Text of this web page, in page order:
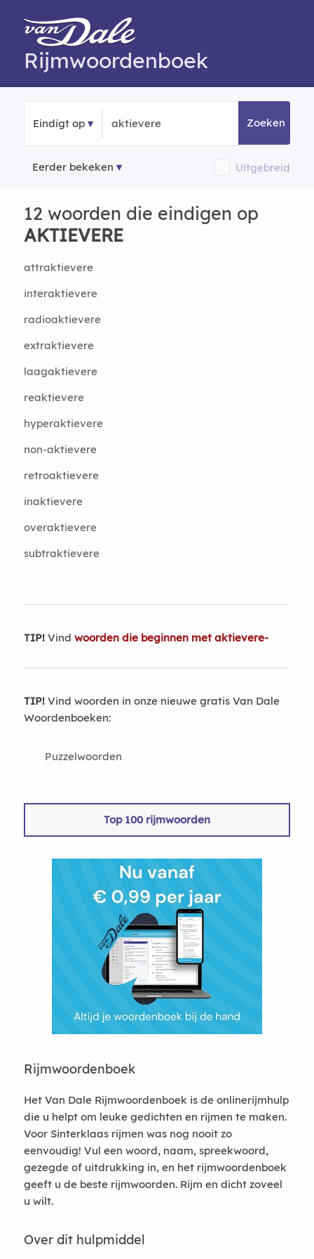
Rijmwoordenboek
Eindigt op Zoeken
Eerder bekeken Uitgebreid
12 woorden die eindigen op
AKTIEVERE
attraktievere
interaktievere
radioaktievere
extraktievere
laagaktievere
reaktievere
hyperaktievere
non-aktievere
retroaktievere
inaktievere
overaktievere
subtraktievere
TIP!Vind woorden die beginnen met aktievere-
TIP!Vind woorden in onze nieuwe gratis Van Dale
Woordenboeken:
Puzzelwoorden
Top 100 rijmwoorden
Rijmwoordenboek
Het Van Dale Rijmwoordenboek is de onlinerijmhulp
die u helpt om leuke gedichten en rijmen te maken.
Voor Sinterklaas rijmen was nog nooit zo
eenvoudig! Vul een woord, naam, spreekwoord,
gezegde of uitdrukking in, en het rijmwoordenboek
geeft u de beste rijmwoorden. Rijm en dicht zoveel
u wilt.
Over dit hulpmiddel